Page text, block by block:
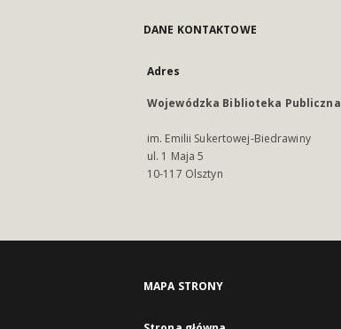
DANE KONTAKTOWE
Adres
Wojewódzka Biblioteka Publiczna
im. Emilii Sukertowej-Biedrawiny
ul. 1 Maja 5
10-117 Olsztyn
MAPA STRONY